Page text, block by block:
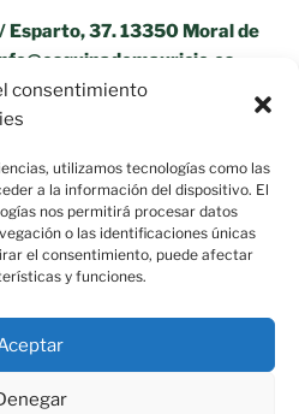
consentimiento
utilizamos tecnologías como las
a la información del dispositivo. El
nos permitirá procesar datos
o las identificaciones únicas
el consentimiento, puede afectar
y funciones.
Esparto, 37. 13350 Moral de